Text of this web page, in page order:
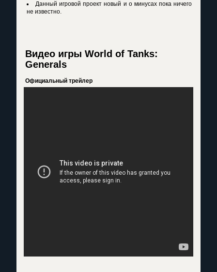
Данный игровой проект новый и о минусах пока ничего
не известно.
Видео игры World of Tanks:
Generals
Официальный трейлер